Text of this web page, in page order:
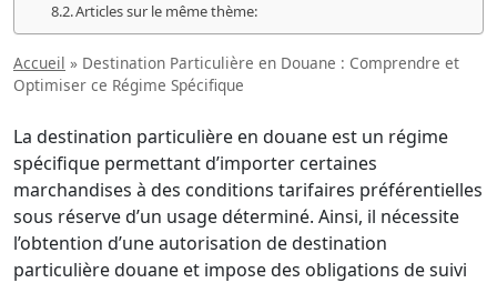
Articles sur le même thème:
Accueil » Destination Particulière en Douane : Comprendre et
Optimiser ce Régime Spécifique
La destination particulière en douane est un régime
spécifique permettant d’importer certaines
marchandises à des conditions tarifaires préférentielles
sous réserve d’un usage déterminé. Ainsi, il nécessite
l’obtention d’une autorisation de destination
particulière douane et impose des obligations de suivi